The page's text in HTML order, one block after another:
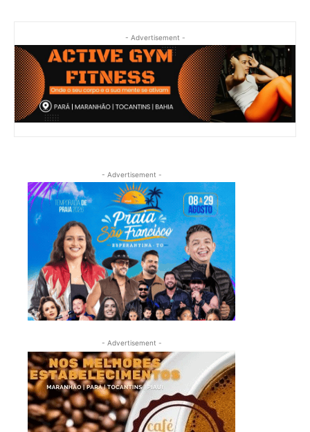
- Advertisement -
- Advertisement -
- Advertisement -